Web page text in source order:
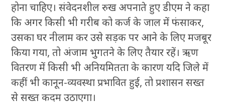
होना चाहिए। संवेदनशील रुख अपनाते हुए डीएम ने कहा
कि अगर किसी भी गरीब को कर्ज के जाल में फंसाकर,
उसका घर नीलाम कर उसे सड़क पर आने के लिए मजबूर
किया गया, तो अंजाम भुगतने के लिए तैयार रहें। ऋण
वितरण में किसी भी अनियमितता के कारण यदि जिले में
कहीं भी कानून-व्यवस्था प्रभावित हुई, तो प्रशासन सख्त
से सख्त कदम उठाएगा।